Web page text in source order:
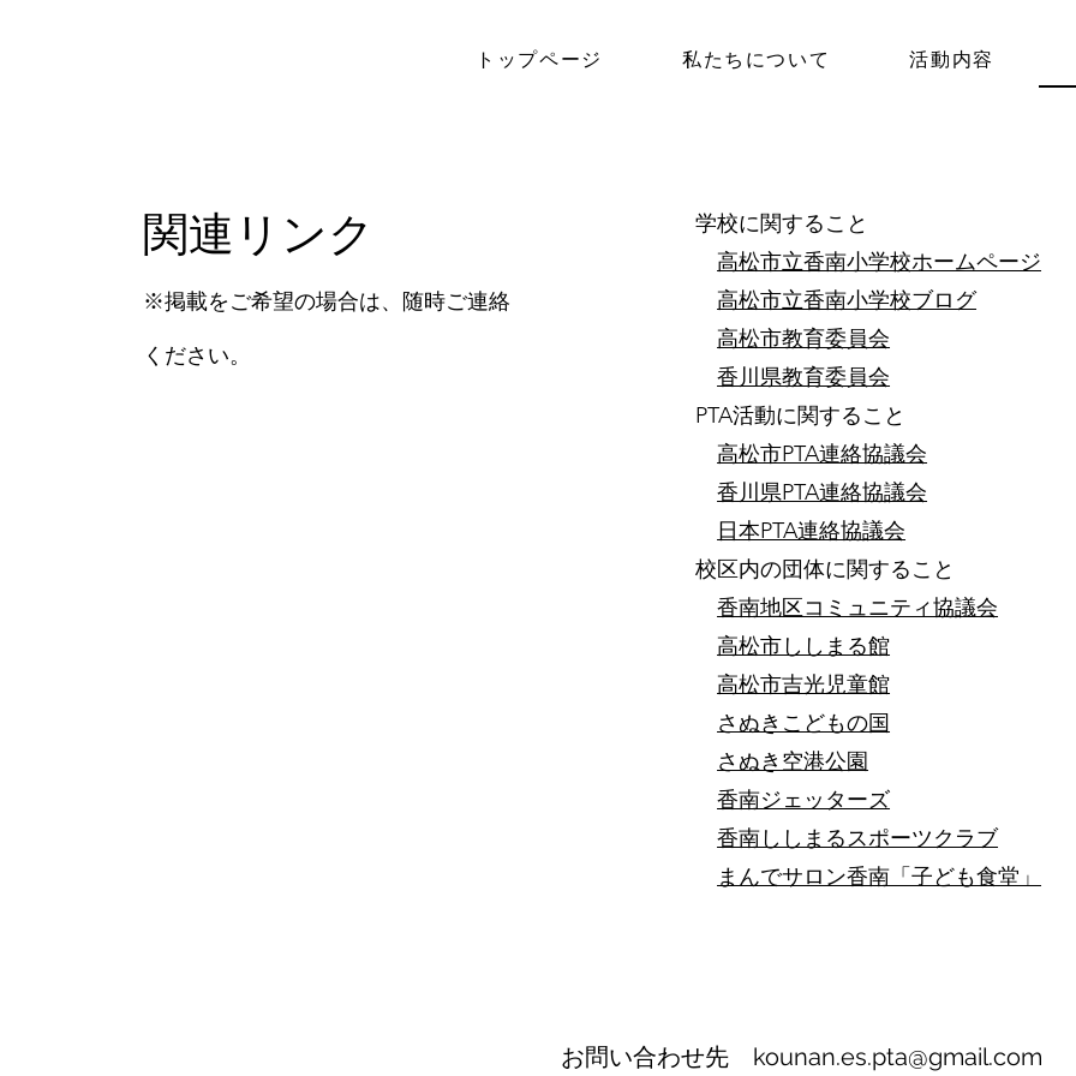
トップページ 私たちについて 活動内容
​関連リンク
​※掲載をご希望の場合は、随時ご連絡
ください。
学校に関すること
高松市立香南小学校ホームページ
高松市立香南小学校ブログ
高松市教育委員会
​香川県教育委員会
PTA活動に関すること
高松市PTA連絡協議会
香川県PTA連絡協議会
日本PTA連絡協議会
校区内の団体に関すること
香南地区コミュニティ協議会
高松市ししまる館
高松市吉光児童館
さぬきこどもの国
さぬき空港公園
香南ジェッターズ
香南ししまるスポーツクラブ
まんでサロン香南「子ども食堂」
お問い合わせ先 kounan.es.pta@gmail.com